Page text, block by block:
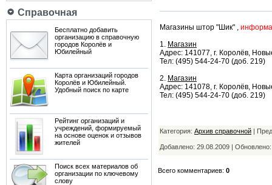
Справочная
Бесплатно добавить
организацию в справочную
городов Королёв и
Юбилейный
Карта организаций городов
Королёв и Юбилейный.
Удобный поиск по карте
Рейтинг организаций и
учреждений, формируемый
на основе оценок и отзывов
жителей
Поиск всех материалов об
организации по ключевому
слову
Магазины штор "Шик" ,
1. Магазин
Адрес: 141077, г. Королёв,
Тел: (495) 544-24-70 (доб. 219)
2. Магазин
Адрес: 141078, г. Королёв,
Тел: (495) 544-24-70 (доб. 219)
Категория: Архив справочной |
Добавлено: 29.08.2009 |
Всего комментариев: 0